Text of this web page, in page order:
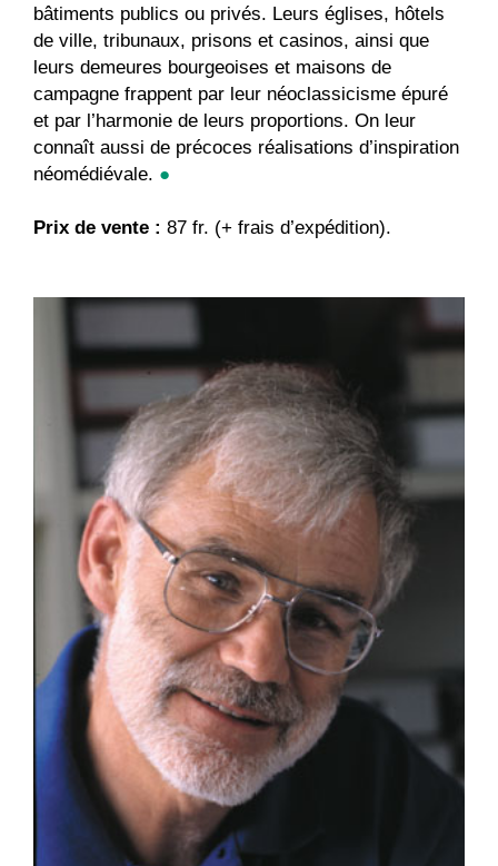
bâtiments publics ou privés. Leurs églises, hôtels
de ville, tribunaux, prisons et casinos, ainsi que
leurs demeures bourgeoises et maisons de
campagne frappent par leur néoclassicisme épuré
et par l’harmonie de leurs proportions. On leur
connaît aussi de précoces réalisations d’inspiration
néomédiévale. ●
Prix de vente : 87 fr. (+ frais d’expédition).